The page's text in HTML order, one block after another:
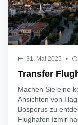
31. Mai 2025 •
Transfer
Machen Sie eine
Ansichten von
Bosporus zu
Flughafen Izmir